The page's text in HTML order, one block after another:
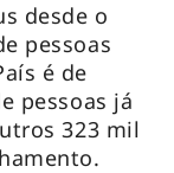
desde o
pessoas
é de
pessoas já
323 mil